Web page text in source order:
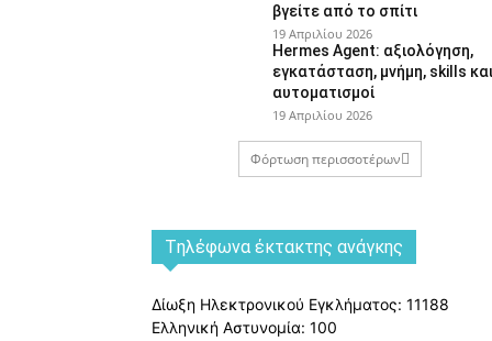
βγείτε από το σπίτι
19 Απριλίου 2026
Hermes Agent: αξιολόγηση,
εγκατάσταση, μνήμη, skills και
αυτοματισμοί
19 Απριλίου 2026
Φόρτωση περισσοτέρων
Tηλέφωνα έκτακτης ανάγκης
Δίωξη Ηλεκτρονικού Εγκλήματος: 11188
Ελληνική Αστυνομία: 100